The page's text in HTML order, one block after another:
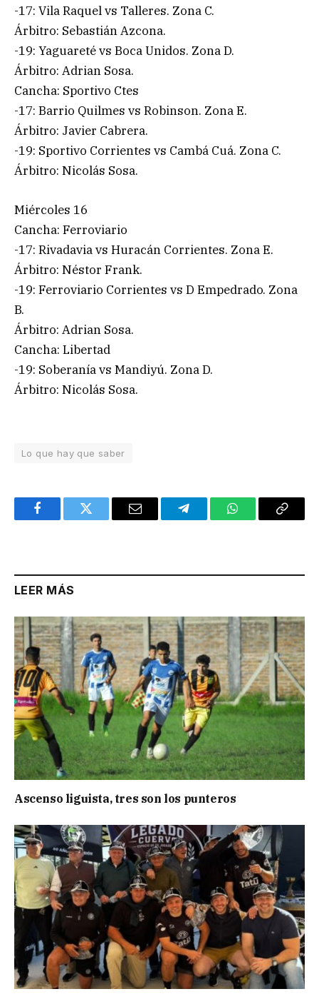
-17: Vila Raquel vs Talleres. Zona C.
Árbitro: Sebastián Azcona.
-19: Yaguareté vs Boca Unidos. Zona D.
Árbitro: Adrian Sosa.
Cancha: Sportivo Ctes
-17: Barrio Quilmes vs Robinson. Zona E.
Árbitro: Javier Cabrera.
-19: Sportivo Corrientes vs Cambá Cuá. Zona C.
Árbitro: Nicolás Sosa.
Miércoles 16
Cancha: Ferroviario
-17: Rivadavia vs Huracán Corrientes. Zona E.
Árbitro: Néstor Frank.
-19: Ferroviario Corrientes vs D Empedrado. Zona
B.
Árbitro: Adrian Sosa.
Cancha: Libertad
-19: Soberanía vs Mandiyú. Zona D.
Árbitro: Nicolás Sosa.
Lo que hay que saber
FacebookTwitter Email TelegramWhatsAppCopy
LEER MÁS
Ascenso liguista, tres son los punteros